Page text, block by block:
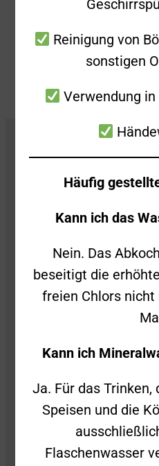
ZurückAlle
Freiwillige Feuerwehr
Stiegelwiesenstraße 2
73079 Süßen
Kontakt
Reinigung von
sonstigen
Verwendung
Häufig
Kann ich das
Nein. Das
beseitigt die
freien Chlors
Kann ich
Ja. Für das Trinken,
Speisen und die
Flaschenwasser